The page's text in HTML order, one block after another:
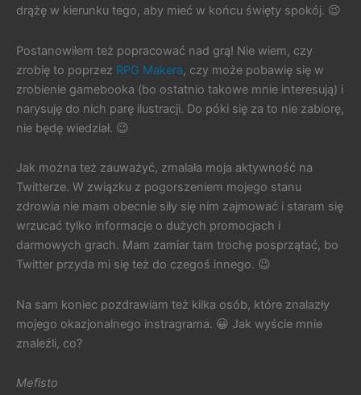
drążę w kierunku tego, aby mieć w końcu święty spokój. 😉
Postanowiłem też popracować nad grą! Nie wiem, czy
zrobię to poprzez RPG Makera, czy może pobawię się w
zrobienie gamebooka (bo ostatnio takowe mnie interesują) i
narysuję do nich parę ilustracji. Do póki się za to nie zabiorę,
nie będę wiedział. 😉
Jak można też zauważyć, zmalała moja aktywność na
Twitterze. W związku z pogorszeniem mojego stanu
zdrowia nie mam obecnie siły się nim zajmować i staram się
wrzucać tylko informacje o dużych promocjach i
darmowych grach. Mam zamiar tam trochę posprzątać, bo
Twitter przyda mi się też do czegoś innego. 😉
Na sam koniec pozdrawiam też kilka osób, które znalazły
mojego okazjonalnego instragrama. 😀 Jak wyście mnie
znaleźli, co?
Mefisto